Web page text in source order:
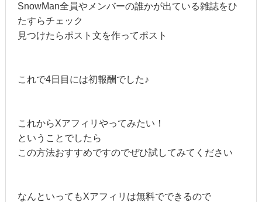
SnowMan全員やメンバーの誰かが出ている雑誌をひ
たすらチェック
見つけたらポスト文を作ってポスト
これで4日目には初報酬でした♪
これからXアフィリやってみたい！
ということでしたら
この方法おすすめですのでぜひ試してみてください
なんといってもXアフィリは無料でできるので